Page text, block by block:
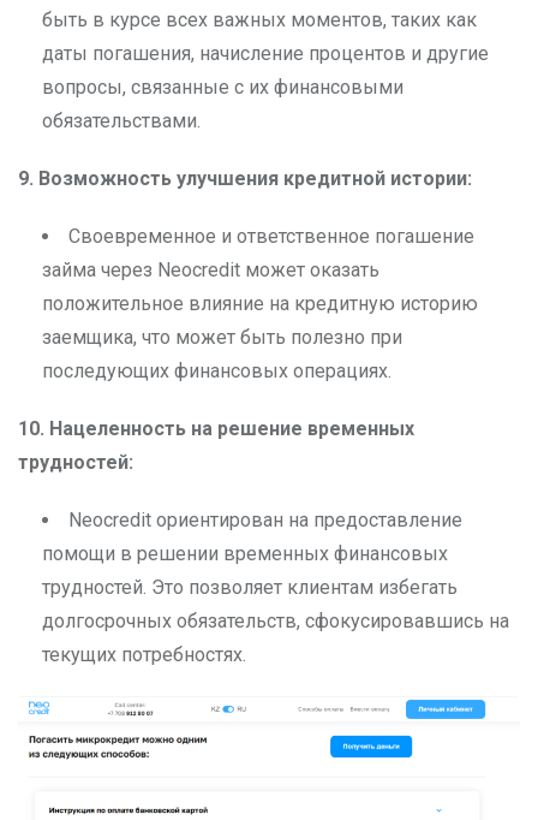
быть в курсе всех важных моментов, таких как
даты погашения, начисление процентов и другие
вопросы, связанные с их финансовыми
обязательствами.
9. Возможность улучшения кредитной истории:
Своевременное и ответственное погашение
займа через Neocredit может оказать
положительное влияние на кредитную историю
заемщика, что может быть полезно при
последующих финансовых операциях.
10. Нацеленность на решение временных
трудностей:
Neocredit ориентирован на предоставление
помощи в решении временных финансовых
трудностей. Это позволяет клиентам избегать
долгосрочных обязательств, сфокусировавшись на
текущих потребностях.